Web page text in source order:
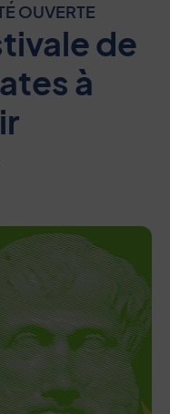
OUVERTE
de
à
des liens de partage